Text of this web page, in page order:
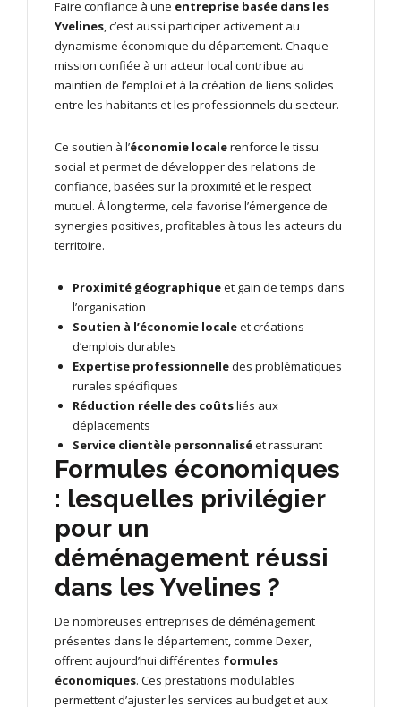
Faire confiance à une entreprise basée dans les
Yvelines, c’est aussi participer activement au
dynamisme économique du département. Chaque
mission confiée à un acteur local contribue au
maintien de l’emploi et à la création de liens solides
entre les habitants et les professionnels du secteur.
Ce soutien à l’économie localerenforce le tissu
social et permet de développer des relations de
confiance, basées sur la proximité et le respect
mutuel. À long terme, cela favorise l’émergence de
synergies positives, profitables à tous les acteurs du
territoire.
Proximité géographiqueet gain de temps dans
l’organisation
Soutien à l’économie localeet créations
d’emplois durables
Expertise professionnelledes problématiques
rurales spécifiques
Réduction réelle des coûtsliés aux
déplacements
Service clientèle personnaliséet rassurant
Formules économiques
: lesquelles privilégier
pour un
déménagement réussi
dans les Yvelines ?
De nombreuses entreprises de déménagement
présentes dans le département, comme Dexer,
offrent aujourd’hui différentes formules
économiques. Ces prestations modulables
permettent d’ajuster les services au budget et aux